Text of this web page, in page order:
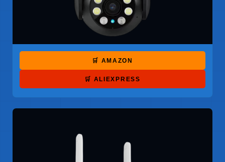
🛒 AMAZON
🛒 ALIEXPRESS